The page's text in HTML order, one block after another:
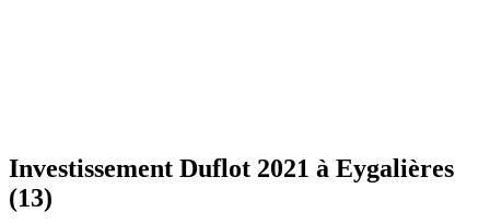
Investissement Duflot 2021 à Eygalières
(13)